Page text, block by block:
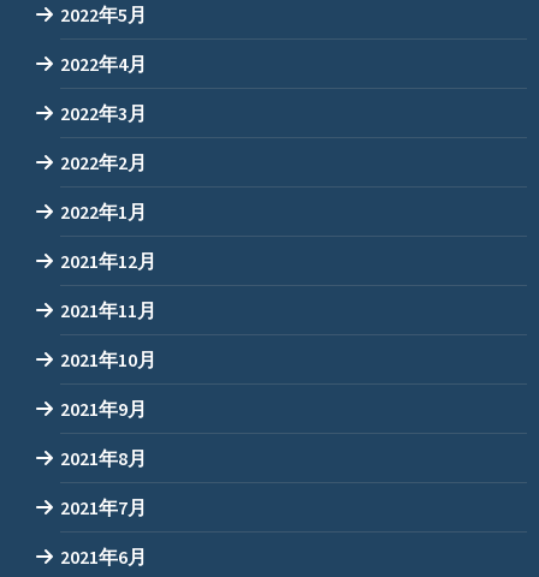
2022年5月
2022年4月
2022年3月
2022年2月
2022年1月
2021年12月
2021年11月
2021年10月
2021年9月
2021年8月
2021年7月
2021年6月